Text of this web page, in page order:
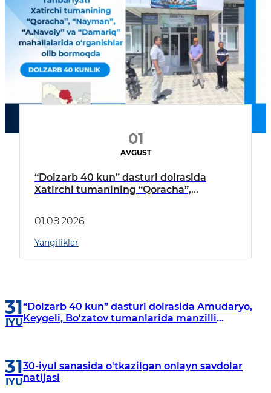
01
AVGUST
“Dolzarb 40 kun” dasturi doirasida
Xatirchi tumanining “Qoracha”,
borildi
01.08.2026
Yangiliklar
31
IYU
“Dolzarb 40 kun” dasturi doirasida Amudaryo,
Keygeli, Bo'zatov tumanlarida manzilli
31
IYU
30-iyul sanasida o'tkazilgan onlayn savdolar
natijasi